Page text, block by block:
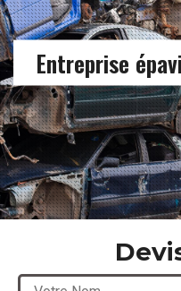
Entreprise